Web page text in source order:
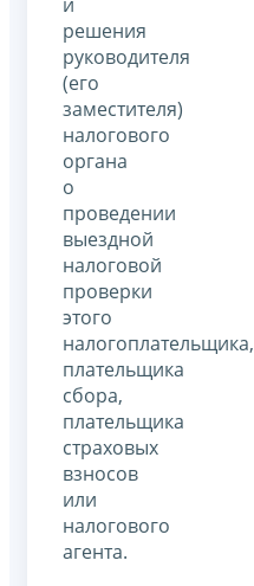
решения
руководителя
(его
заместителя)
налогового
органа
о
проведении
выездной
налоговой
проверки
этого
налогоплательщика,
плательщика
сбора,
плательщика
страховых
взносов
или
налогового
агента.